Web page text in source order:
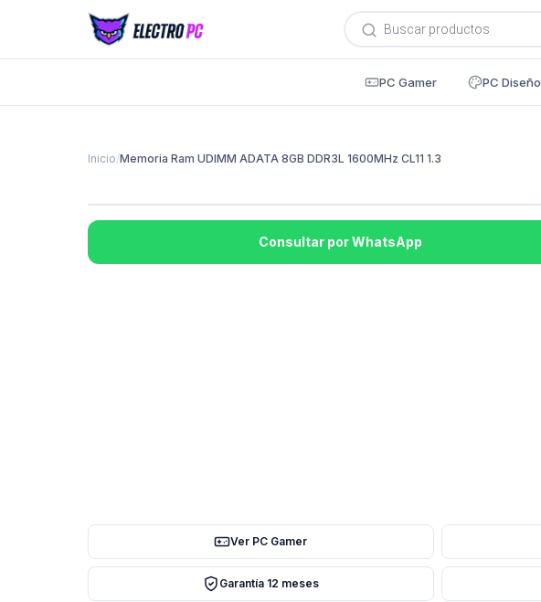
Búsqueda
de
productos
PC Gamer PC Diseño
Inicio/Memoria Ram UDIMM ADATA 8GB DDR3L 1600MHz CL11 1.3
Consultar por WhatsApp
Ver PC Gamer
Garantía 12 meses